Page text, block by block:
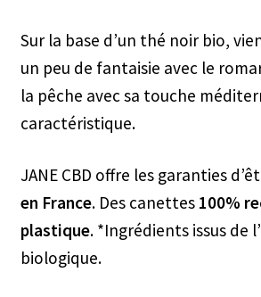
Sur la base d’un thé noir bio,
un peu de fantaisie avec le
la pêche avec sa touche
caractéristique.
JANE CBD offre les garanties
en France. Des canettes 100%
plastique. *Ingrédients issus de
biologique.